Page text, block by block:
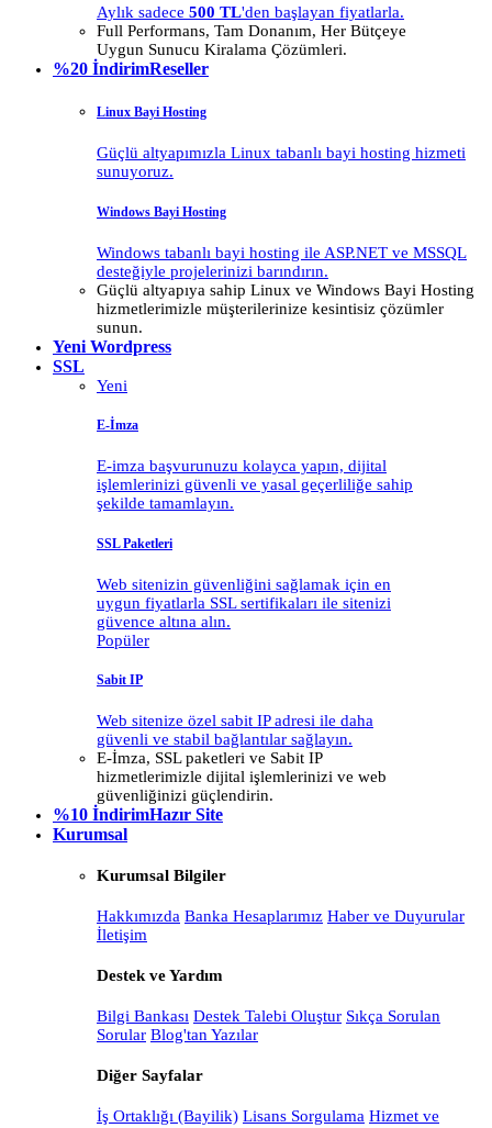
Aylık sadece 500 TL'den başlayan fiyatlarla.
Full Performans, Tam Donanım, Her Bütçeye
Uygun Sunucu Kiralama Çözümleri.
%20 İndirimReseller
Linux Bayi Hosting
Güçlü altyapımızla Linux tabanlı bayi hosting hizmeti
sunuyoruz.
Windows Bayi Hosting
Windows tabanlı bayi hosting ile ASP.NET ve MSSQL
desteğiyle projelerinizi barındırın.
Güçlü altyapıya sahip Linux ve Windows Bayi Hosting
hizmetlerimizle müşterilerinize kesintisiz çözümler
sunun.
Yeni Wordpress
SSL
Yeni
E-İmza
E-imza başvurunuzu kolayca yapın, dijital
işlemlerinizi güvenli ve yasal geçerliliğe sahip
şekilde tamamlayın.
SSL Paketleri
Web sitenizin güvenliğini sağlamak için en
uygun fiyatlarla SSL sertifikaları ile sitenizi
güvence altına alın.
Popüler
Sabit IP
Web sitenize özel sabit IP adresi ile daha
güvenli ve stabil bağlantılar sağlayın.
E-İmza, SSL paketleri ve Sabit IP
hizmetlerimizle dijital işlemlerinizi ve web
güvenliğinizi güçlendirin.
%10 İndirimHazır Site
Kurumsal
Kurumsal Bilgiler
Hakkımızda Banka Hesaplarımız Haber ve Duyurular
İletişim
Destek ve Yardım
Bilgi Bankası Destek Talebi Oluştur Sıkça Sorulan
Sorular Blog'tan Yazılar
Diğer Sayfalar
İş Ortaklığı (Bayilik) Lisans Sorgulama Hizmet ve